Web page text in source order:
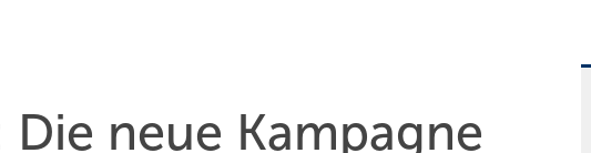
Die neue Kampagne